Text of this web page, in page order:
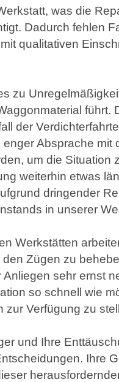
was die
Dadurch fehlen
qualitativen
zu
führt.
der
Absprache mit
um die Situation
weiterhin etwas
dringender
in unserer
Werkstätten
Zügen zu
sehr ernst
so schnell wie
zur Verfügung zu
und Ihre
Ihre